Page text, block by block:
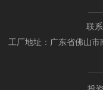
联
工厂地址：广东省佛山